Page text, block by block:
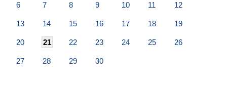
6 7 8 9 10 11 12
13 14 15 16 17 18 19
20 21 22 23 24 25 26
27 28 29 30